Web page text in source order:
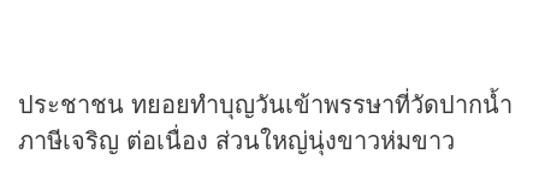
ประชาชน ทยอยทำบุญวันเข้าพรรษาที่วัดปากน้ำ
ภาษีเจริญ ต่อเนื่อง ส่วนใหญ่นุ่งขาวห่มขาว